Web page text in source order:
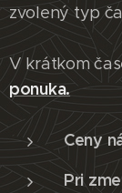
zvolený typ
V krátkom
ponuka.
Ceny
Pri